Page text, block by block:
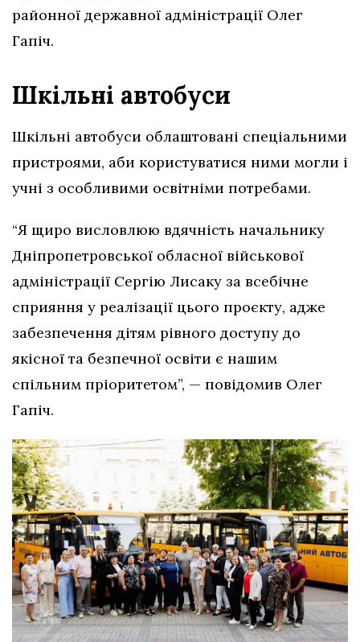
районної державної адміністрації Олег
Гапіч.
Шкільні автобуси
Шкільні автобуси облаштовані спеціальними
пристроями, аби користуватися ними могли і
учні з особливими освітніми потребами.
“Я щиро висловлюю вдячність начальнику
Дніпропетровської обласної військової
адміністрації Сергію Лисаку за всебічне
сприяння у реалізації цього проєкту, адже
забезпечення дітям рівного доступу до
якісної та безпечної освіти є нашим
спільним пріоритетом”, — повідомив Олег
Гапіч.